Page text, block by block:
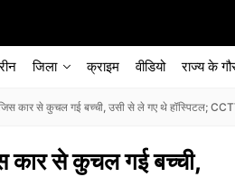
जिला क्राइम वीडियो राज्‍य के
कार से कुचल गई बच्ची, उसी से ले गए थे हॉस्पिटल;
से कुचल गई बच्ची,